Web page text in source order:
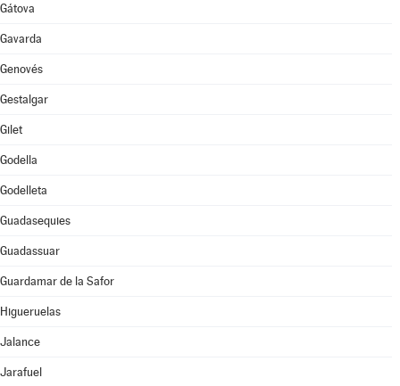
Gátova
Gavarda
Genovés
Gestalgar
Gilet
Godella
Godelleta
Guadasequies
Guadassuar
Guardamar de la Safor
Higueruelas
Jalance
Jarafuel